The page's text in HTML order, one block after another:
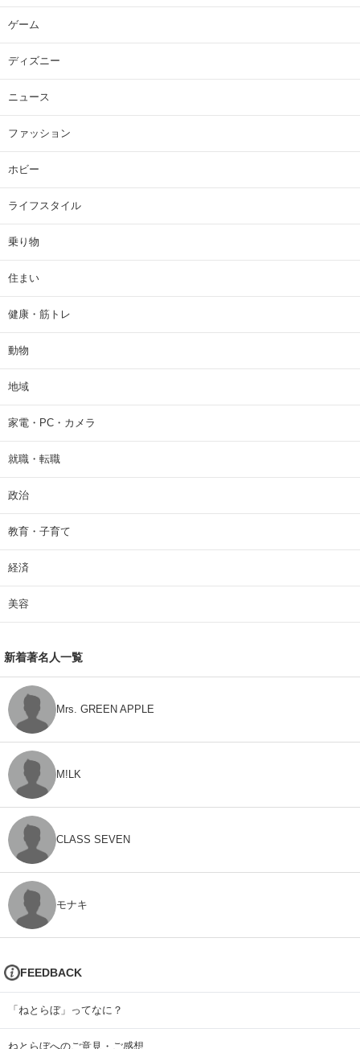
ゲーム
ディズニー
ニュース
ファッション
ホビー
ライフスタイル
乗り物
住まい
健康・筋トレ
動物
地域
家電・PC・カメラ
就職・転職
政治
教育・子育て
経済
美容
新着著名人一覧
Mrs. GREEN APPLE
M!LK
CLASS SEVEN
モナキ
FEEDBACK
「ねとらぼ」ってなに？
ねとらぼへのご意見・ご感想